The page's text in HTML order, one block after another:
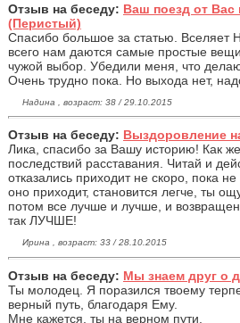
Отзыв на беседу: Ваш поезд от Вас
(Перистый)
Спасибо большое за статью. Вселяет
всего нам даются самые простые
чужой выбор. Убедили меня, что
Очень трудно пока. Но выхода нет,
Надина , возраст: 38 / 29.10.2015
Отзыв на беседу: Выздоровление
Лика, спасибо за Вашу историю! Как
последствий расставания. Читай и
отказались приходит не скоро, пока
оно приходит, становится легче, ты
потом все лучше и лучше, и
так ЛУЧШЕ!
Ирина , возраст: 33 / 28.10.2015
Отзыв на беседу: Мы знаем друг о
Ты молодец. Я поразился твоему
верный путь, благодаря Ему.
Мне кажется, ты на верном пути.